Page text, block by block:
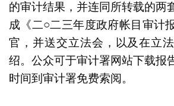
的审计结果，并连同所转载的两
成《二○二三年度政府帐目审计
官，并送交立法会，以及在立
绍。公众可于审计署网站下载报
时间到审计署免费索阅。